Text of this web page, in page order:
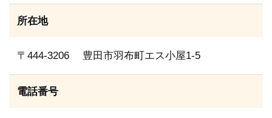
所在地
〒444-3206 豊田市羽布町エス小屋1-5
電話番号